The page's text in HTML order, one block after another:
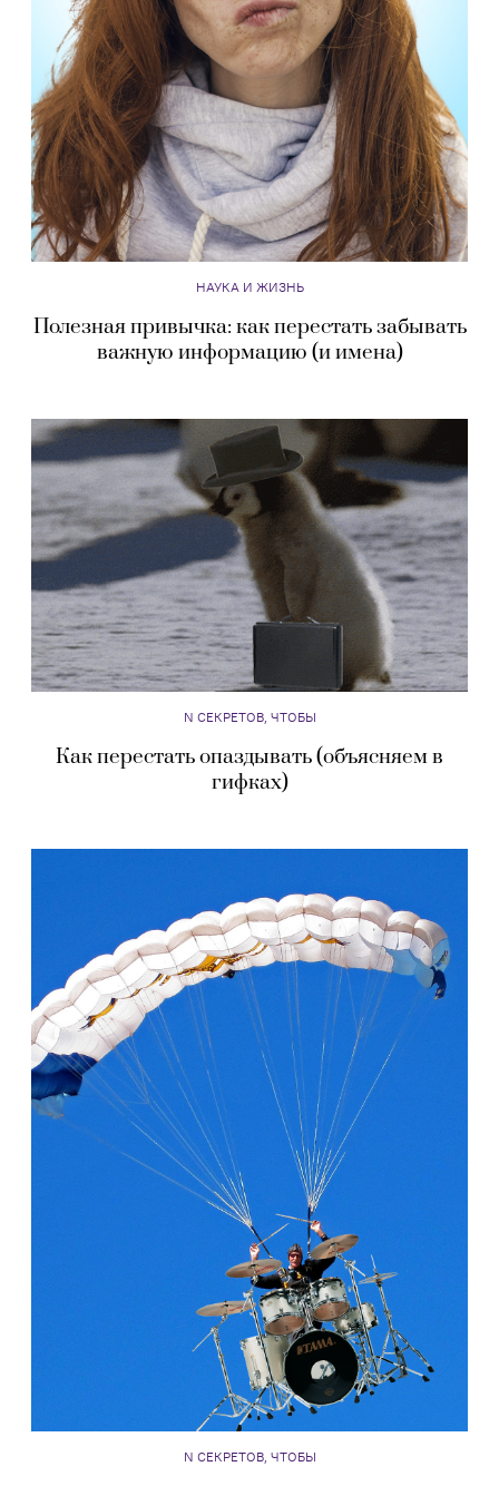
НАУКА И ЖИЗНЬ
Полезная привычка: как перестать забывать
важную информацию (и имена)
N СЕКРЕТОВ, ЧТОБЫ
Как перестать опаздывать (объясняем в
гифках)
N СЕКРЕТОВ, ЧТОБЫ